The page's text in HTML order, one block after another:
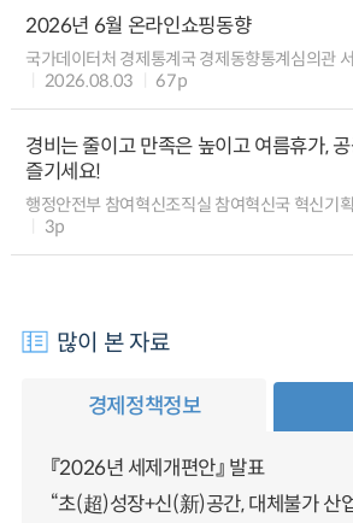
2026년 6월 온라인쇼핑동향
국가데이터처 경제통계국 경제동향통계심의관
2026.08.03
67p
경비는 줄이고 만족은 높이고 여름휴가,
즐기세요!
행정안전부 참여혁신조직실 참여혁신국 혁신기
3p
많이 본 자료
경제정책정보
『2026년 세제개편안』 발표
“초(超)성장+신(新)공간, 대체불가 산